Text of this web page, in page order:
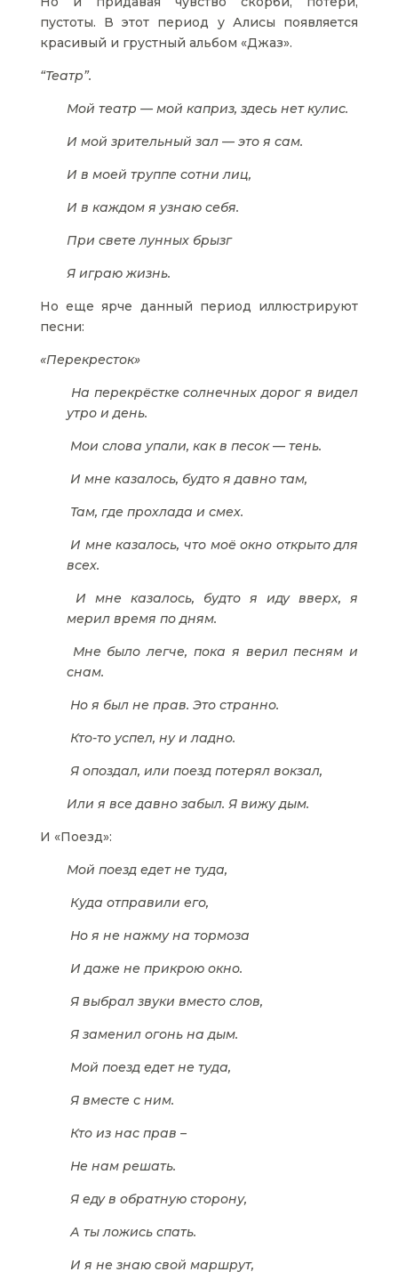
пустоты. В этот период у Алисы появляется
красивый и грустный альбом «Джаз».
“Театр”.
Мой театр — мой каприз, здесь нет кулис.
И мой зрительный зал — это я сам.
И в моей труппе сотни лиц,
И в каждом я узнаю себя.
При свете лунных брызг
Я играю жизнь.
Но еще ярче данный период иллюстрируют
песни:
«Перекресток»
На перекрёстке солнечных дорог я видел
утро и день.
Мои слова упали, как в песок — тень.
И мне казалось, будто я давно там,
Там, где прохлада и смех.
И мне казалось, что моё окно открыто для
всех.
И мне казалось, будто я иду вверх, я
мерил время по дням.
Мне было легче, пока я верил песням и
снам.
Но я был не прав. Это странно.
Кто-то успел, ну и ладно.
Я опоздал, или поезд потерял вокзал,
Или я все давно забыл. Я вижу дым.
И «Поезд»:
Мой поезд едет не туда,
Куда отправили его,
Но я не нажму на тормоза
И даже не прикрою окно.
Я выбрал звуки вместо слов,
Я заменил огонь на дым.
Мой поезд едет не туда,
Я вместе с ним.
Кто из нас прав –
Не нам решать.
Я еду в обратную сторону,
А ты ложись спать.
И я не знаю свой маршрут,